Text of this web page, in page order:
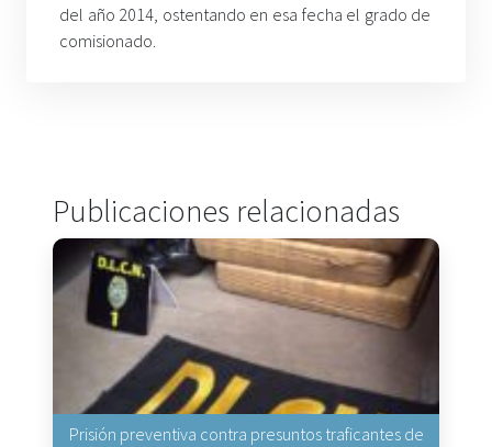
del año 2014, ostentando en esa fecha el grado de
comisionado.
Publicaciones relacionadas
Prisión preventiva contra presuntos traficantes de